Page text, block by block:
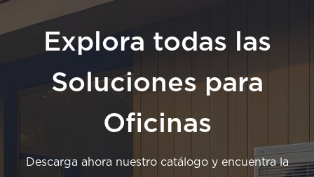
Explora todas las
Soluciones para
Oficinas
Descarga ahora nuestro catálogo y encuentra la